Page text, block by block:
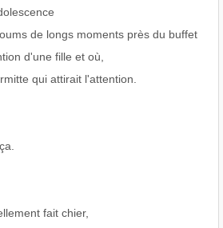
de longs moments près du buffet
d'une fille et où,
qui attirait l'attention.
fait chier,